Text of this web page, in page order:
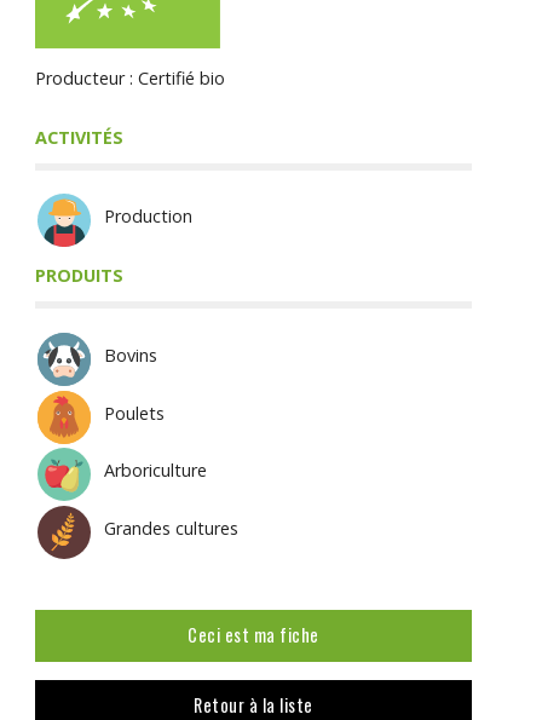
Producteur : Certifié bio
ACTIVITÉS
Production
PRODUITS
Bovins
Poulets
Arboriculture
Grandes cultures
Ceci est ma fiche
Retour à la liste